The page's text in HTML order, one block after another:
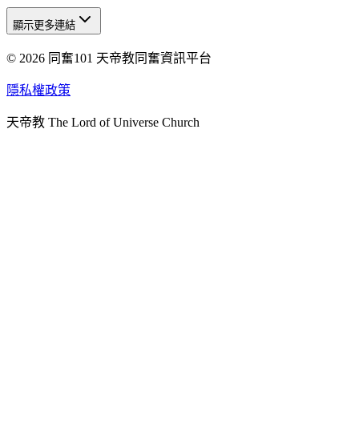
天人研究總院
天人研究學院
天人炁功院
顯示更多連結
© 2026 同奮101 天帝教同奮資訊平台
隱私權政策
天帝教 The Lord of Universe Church